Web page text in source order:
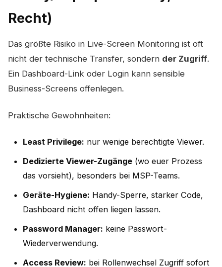
Recht)
Das größte Risiko in Live-Screen Monitoring ist oft
nicht der technische Transfer, sondern der Zugriff.
Ein Dashboard-Link oder Login kann sensible
Business-Screens offenlegen.
Praktische Gewohnheiten:
Least Privilege: nur wenige berechtigte Viewer.
Dedizierte Viewer-Zugänge (wo euer Prozess
das vorsieht), besonders bei MSP-Teams.
Geräte-Hygiene: Handy-Sperre, starker Code,
Dashboard nicht offen liegen lassen.
Password Manager: keine Passwort-
Wiederverwendung.
Access Review: bei Rollenwechsel Zugriff sofort